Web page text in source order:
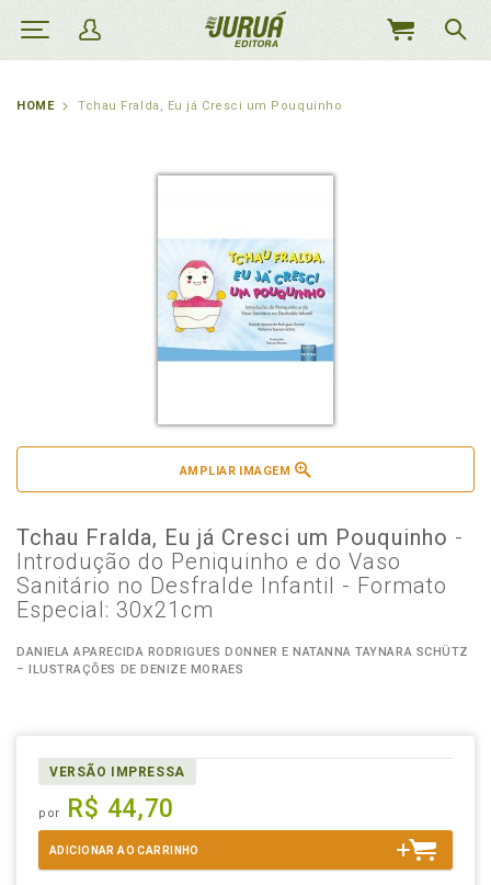
MEU
HOME Tchau Fralda, Eu já Cresci um Pouquinho
AMPLIAR IMAGEM
Tchau Fralda, Eu já Cresci um Pouquinho -
Introdução do Peniquinho e do Vaso
Sanitário no Desfralde Infantil - Formato
Especial: 30x21cm
DANIELA APARECIDA RODRIGUES DONNER E NATANNA TAYNARA SCHÜTZ
– ILUSTRAÇÕES DE DENIZE MORAES
VERSÃO IMPRESSA
por R$ 44,70
ADICIONAR AO CARRINHO